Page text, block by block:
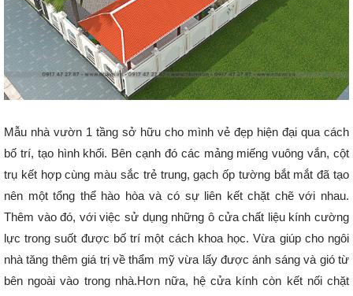
Mẫu nhà vườn 1 tầng sở hữu cho mình vẻ đẹp hiện đại qua cách
bố trí, tạo hình khối. Bên cạnh đó các mảng miếng vuông vắn, cột
trụ kết hợp cùng màu sắc trẻ trung, gạch ốp tường bắt mắt đã tạo
nên một tổng thể hào hòa và có sự liên kết chặt chẽ với nhau.
Thêm vào đó, với việc sử dụng những ô cửa chất liệu kính cường
lực trong suốt được bố trí một cách khoa học. Vừa giúp cho ngôi
nhà tăng thêm giá trị về thẩm mỹ vừa lấy được ánh sáng và gió từ
bên ngoài vào trong nhà.Hơn nữa, hệ cửa kính còn kết nối chặt